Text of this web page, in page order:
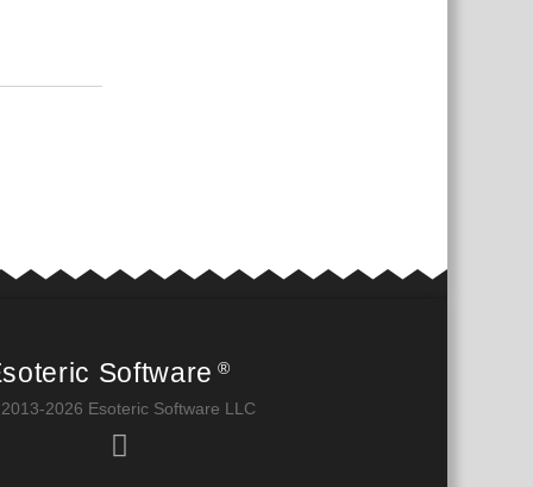
Software ®
2026 Esoteric Software LLC